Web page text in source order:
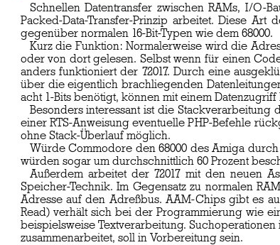
Schnellen Datentransfer zwischen RAMs, I/O-
Packed-Data-Transfer-Prinzip arbeitet. Diese
gegenüber normalen 16-Bit-Typen wie dem 68000.
Kurz die Funktion: Normalerweise wird die
oder von dort gelesen. Selbst wenn für einen
anders funktioniert der 72017. Durch eine
über die eigentlich brachliegenden
acht 1-Bits benötigt, können mit einem
Besonders interessant ist die
einer RTS-Anweisung eventuelle PHP-Befehle
ohne Stack-Überlauf möglich.
Würde Commodore den 68000 des Amiga
würden sogar um durchschnittlich 60 Prozent
Außerdem arbeitet der 72017 mit den neuen
Speicher-Technik. Im Gegensatz zu normalen
Adresse auf den Adreßbus. AAM-Chips gibt es
Read) verhält sich bei der Programmierung wie
beispielsweise Textverarbeitung. Suchoperationen
zusammenarbeitet, soll in Vorbereitung sein.